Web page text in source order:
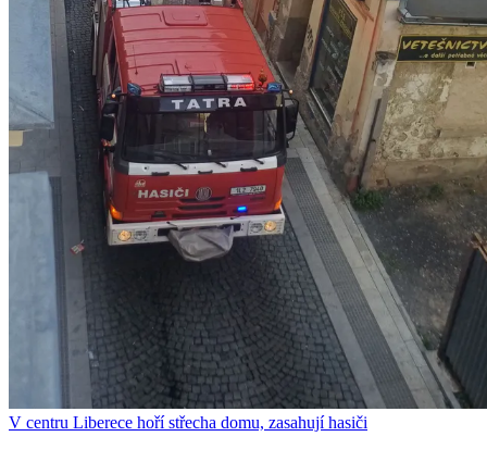
V centru Liberece hoří střecha domu, zasahují hasiči